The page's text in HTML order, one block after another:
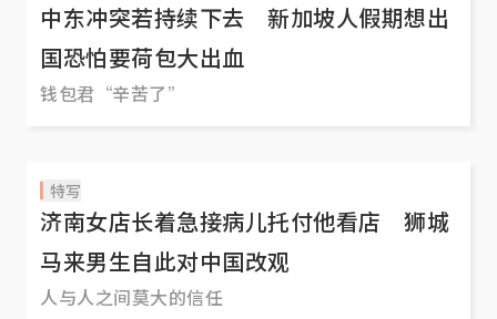
中东冲突若持续下去 新加坡人假期想出
国恐怕要荷包大出血
钱包君“辛苦了”
特写
济南女店长着急接病儿托付他看店 狮城
马来男生自此对中国改观
人与人之间莫大的信任